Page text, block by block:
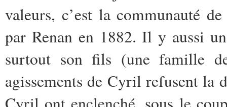
valeurs, c’est la communauté
par Renan en 1882. Il y aussi
surtout son fils (une famille
agissements de Cyril refusent la